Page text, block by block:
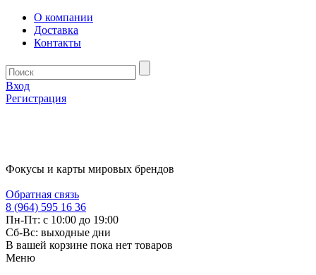
О компании
Доставка
Контакты
Вход
Регистрация
Фокусы и карты мировых брендов
Обратная связь
8 (964) 595 16 36
Пн-Пт: с 10:00 до 19:00
Сб-Вс: выходные дни
В вашей корзине пока нет товаров
Меню